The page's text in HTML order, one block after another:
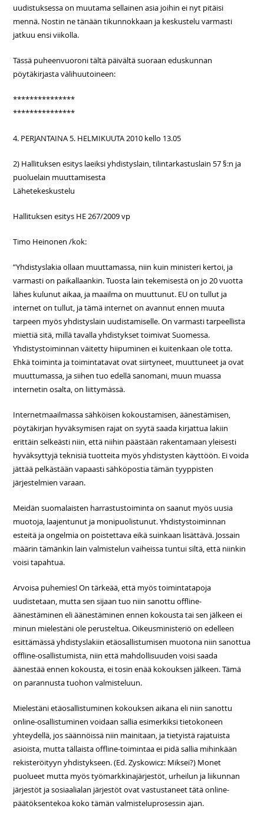
uudistuksessa on muutama sellainen asia joihin ei nyt pitäisi
mennä. Nostin ne tänään tikunnokkaan ja keskustelu varmasti
jatkuu ensi viikolla.
Tässä puheenvuoroni tältä päivältä suoraan eduskunnan
pöytäkirjasta välihuutoineen:
***************
***************
4. PERJANTAINA 5. HELMIKUUTA 2010 kello 13.05
2) Hallituksen esitys laeiksi yhdistyslain, tilintarkastuslain 57 §:n ja
puoluelain muuttamisesta
Lähetekeskustelu
Hallituksen esitys HE 267/2009 vp
Timo Heinonen /kok:
”Yhdistyslakia ollaan muuttamassa, niin kuin ministeri kertoi, ja
varmasti on paikallaankin. Tuosta lain tekemisestä on jo 20 vuotta
lähes kulunut aikaa, ja maailma on muuttunut. EU on tullut ja
internet on tullut, ja tämä internet on avannut ennen muuta
tarpeen myös yhdistyslain uudistamiselle. On varmasti tarpeellista
miettiä sitä, millä tavalla yhdistykset toimivat Suomessa.
Yhdistystoiminnan väitetty hiipuminen ei kuitenkaan ole totta.
Ehkä toiminta ja toimintatavat ovat siirtyneet, muuttuneet ja ovat
muuttumassa, ja siihen tuo edellä sanomani, muun muassa
internetin osalta, on liittymässä.
Internetmaailmassa sähköisen kokoustamisen, äänestämisen,
pöytäkirjan hyväksymisen rajat on syytä saada kirjattua lakiin
erittäin selkeästi niin, että niihin päästään rakentamaan yleisesti
hyväksyttyjä teknisiä tuotteita myös yhdistysten käyttöön. Ei voida
jättää pelkästään vapaasti sähköpostia tämän tyyppisten
järjestelmien varaan.
Meidän suomalaisten harrastustoiminta on saanut myös uusia
muotoja, laajentunut ja monipuolistunut. Yhdistystoiminnan
esteitä ja ongelmia on poistettava eikä suinkaan lisättävä. Jossain
määrin tämänkin lain valmistelun vaiheissa tuntui siltä, että niinkin
voisi tapahtua.
Arvoisa puhemies! On tärkeää, että myös toimintatapoja
uudistetaan, mutta sen sijaan tuo niin sanottu offline-
äänestäminen eli äänestäminen ennen kokousta tai sen jälkeen ei
minun mielestäni ole perusteltua. Oikeusministeriö on edelleen
esittämässä yhdistyslakiin etäosallistumisen muotona niin sanottua
offline-osallistumista, niin että mahdollisuuden voisi saada
äänestää ennen kokousta, ei tosin enää kokouksen jälkeen. Tämä
on parannusta tuohon valmisteluun.
Mielestäni etäosallistuminen kokouksen aikana eli niin sanottu
online-osallistuminen voidaan sallia esimerkiksi tietokoneen
yhteydellä, jos säännöissä niin mainitaan, ja tietyistä rajatuista
asioista, mutta tällaista offline-toimintaa ei pidä sallia mihinkään
rekisteröityyn yhdistykseen. (Ed. Zyskowicz: Miksei?) Monet
puolueet mutta myös työmarkkinajärjestöt, urheilun ja liikunnan
järjestöt ja sosiaalialan järjestöt ovat vastustaneet tätä online-
päätöksentekoa koko tämän valmisteluprosessin ajan.